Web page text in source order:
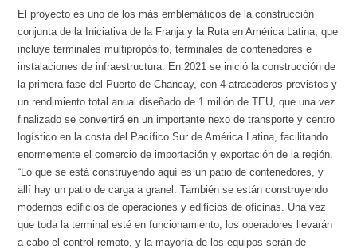
El proyecto es uno de los más emblemáticos de la construcción
conjunta de la Iniciativa de la Franja y la Ruta en América Latina, que
incluye terminales multipropósito, terminales de contenedores e
instalaciones de infraestructura. En 2021 se inició la construcción de
la primera fase del Puerto de Chancay, con 4 atracaderos previstos y
un rendimiento total anual diseñado de 1 millón de TEU, que una vez
finalizado se convertirá en un importante nexo de transporte y centro
logístico en la costa del Pacífico Sur de América Latina, facilitando
enormemente el comercio de importación y exportación de la región.
“Lo que se está construyendo aquí es un patio de contenedores, y
allí hay un patio de carga a granel. También se están construyendo
modernos edificios de operaciones y edificios de oficinas. Una vez
que toda la terminal esté en funcionamiento, los operadores llevarán
a cabo el control remoto, y la mayoría de los equipos serán de